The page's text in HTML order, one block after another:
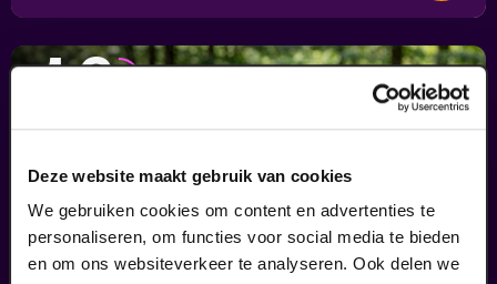
Deze website maakt gebruik van cookies
We gebruiken cookies om content en advertenties te
personaliseren, om functies voor social media te bieden
en om ons websiteverkeer te analyseren. Ook delen we
16
augustus